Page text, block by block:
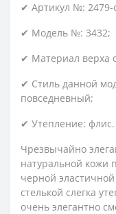
✔ Артикул №: 2479-
✔ Модель №: 3432;
✔ Материал верха
✔ Стиль данной
повседневный;
✔ Утепление: флис.
Чрезвычайно
натуральной кожи
черной
стелькой слегка
очень элегантно